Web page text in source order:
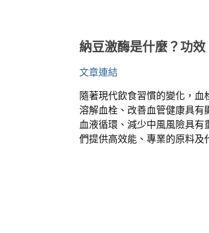
納豆激酶是什麼？功
文章連結
隨著現代飲食習慣的變化，血
溶解血栓、改善血管健康具有
血液循環、減少中風風險具
們提供高效能、專業的原料及